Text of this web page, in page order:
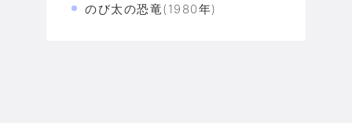
のび太の恐竜(1980年)